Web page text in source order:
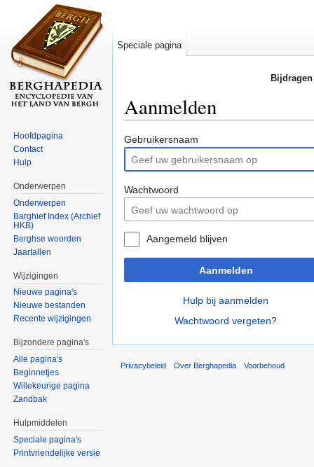
Aanmelden
Gebruikersnaam
Wachtwoord
Aangemeld blijven
Aanmelden
Hulp bij aanmelden
Wachtwoord vergeten?
Speciale pagina
Hoofdpagina
Contact
Hulp
Onderwerpen
Onderwerpen
Barghief Index (Archief
HKB)
Berghse woorden
Jaartallen
Wijzigingen
Nieuwe pagina's
Nieuwe bestanden
Recente wijzigingen
Bijzondere pagina's
Alle pagina's
Beginnetjes
Willekeurige pagina
Zandbak
Hulpmiddelen
Speciale pagina's
Printvriendelijke versie
Privacybeleid Over Berghapedia Voorbehoud